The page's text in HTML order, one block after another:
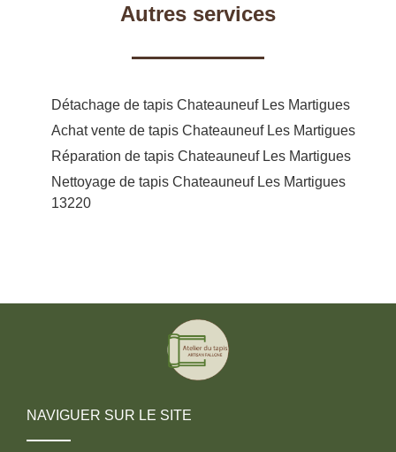
Autres services
Détachage de tapis Chateauneuf Les Martigues
Achat vente de tapis Chateauneuf Les Martigues
Réparation de tapis Chateauneuf Les Martigues
Nettoyage de tapis Chateauneuf Les Martigues
13220
NAVIGUER SUR LE SITE